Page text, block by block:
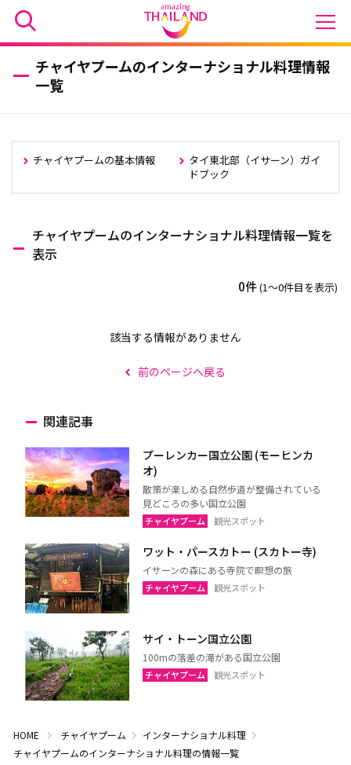
チャイヤプームのインターナショナル料理情報
一覧
チャイヤプームの基本情報
タイ東北部（イサーン）ガイ
ドブック
チャイヤプームのインターナショナル料理情報一覧を
表示
0件(1〜0件目を表示)
該当する情報がありません
前のページへ戻る
関連記事
プーレンカー国立公園 (モーヒンカ
オ)
散策が楽しめる自然歩道が整備されている
見どころの多い国立公園
チャイヤプーム 観光スポット
ワット・パースカトー (スカトー寺)
イサーンの森にある寺院で瞑想の旅
チャイヤプーム 観光スポット
サイ・トーン国立公園
100mの落差の滝がある国立公園
チャイヤプーム 観光スポット
HOME チャイヤプーム
インターナショナル料理
チャイヤプームのインターナショナル料理の情報一覧